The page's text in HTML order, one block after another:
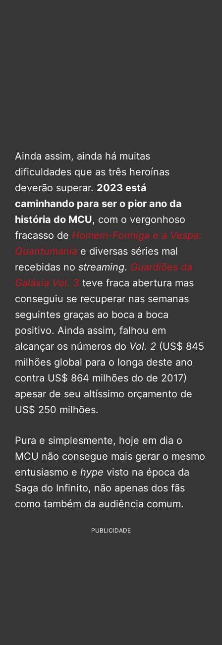
Ainda assim, ainda há muitas
dificuldades que as três heroínas
deverão superar. 2023 está
caminhando para ser o pior ano da
história do MCU, com o vergonhoso
fracasso de Homem-Formiga e a Vespa:
Quantumania e diversas séries mal
recebidas no streaming. Guardiões da
Galáxia Vol. 3 teve fraca abertura mas
conseguiu se recuperar nas semanas
seguintes graças ao boca a boca
positivo. Ainda assim, falhou em
alcançar os números do Vol. 2 (US$ 845
milhões global para o longa deste ano
contra US$ 864 milhões do de 2017)
apesar de seu altíssimo orçamento de
US$ 250 milhões.
Pura e simplesmente, hoje em dia o
MCU não consegue mais gerar o mesmo
entusiasmo e hype visto na época da
Saga do Infinito, não apenas dos fãs
como também da audiência comum.
PUBLICIDADE